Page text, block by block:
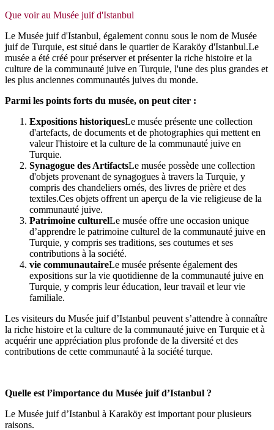
Que voir au Musée juif d'Istanbul
Le Musée juif d'Istanbul, également connu sous le nom de Musée
juif de Turquie, est situé dans le quartier de Karaköy d'Istanbul.Le
musée a été créé pour préserver et présenter la riche histoire et la
culture de la communauté juive en Turquie, l'une des plus grandes et
les plus anciennes communautés juives du monde.
Parmi les points forts du musée, on peut citer :
Expositions historiquesLe musée présente une collection
d'artefacts, de documents et de photographies qui mettent en
valeur l'histoire et la culture de la communauté juive en
Turquie.
Synagogue des ArtifactsLe musée possède une collection
d'objets provenant de synagogues à travers la Turquie, y
compris des chandeliers ornés, des livres de prière et des
textiles.Ces objets offrent un aperçu de la vie religieuse de la
communauté juive.
Patrimoine culturelLe musée offre une occasion unique
d’apprendre le patrimoine culturel de la communauté juive en
Turquie, y compris ses traditions, ses coutumes et ses
contributions à la société.
vie communautaireLe musée présente également des
expositions sur la vie quotidienne de la communauté juive en
Turquie, y compris leur éducation, leur travail et leur vie
familiale.
Les visiteurs du Musée juif d’Istanbul peuvent s’attendre à connaître
la riche histoire et la culture de la communauté juive en Turquie et à
acquérir une appréciation plus profonde de la diversité et des
contributions de cette communauté à la société turque.
Quelle est l’importance du Musée juif d’Istanbul ?
Le Musée juif d’Istanbul à Karaköy est important pour plusieurs
raisons.